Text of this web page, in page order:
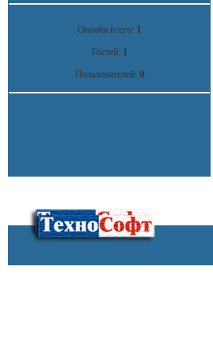
Онлайн всего: 1
Гостей: 1
Пользователей: 0